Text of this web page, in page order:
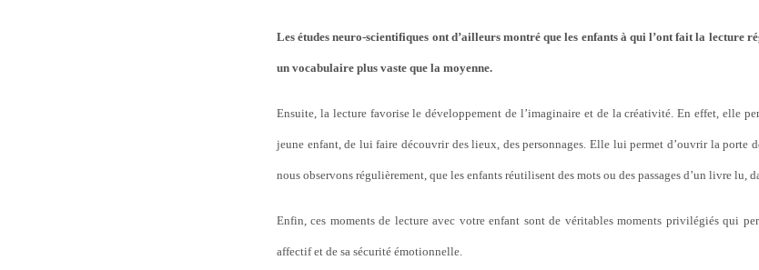
Les études neuro-scientifiques ont d’ailleurs montré que les enfants à qui l’ont fait la lecture
un vocabulaire plus vaste que la moyenne.
Ensuite, la lecture favorise le développement de l’imaginaire et de la créativité. En effet, elle
jeune enfant, de lui faire découvrir des lieux, des personnages. Elle lui permet d’ouvrir la porte
nous observons régulièrement, que les enfants réutilisent des mots ou des passages d’un livre lu,
Enfin, ces moments de lecture avec votre enfant sont de véritables moments privilégiés qui
affectif et de sa sécurité émotionnelle.